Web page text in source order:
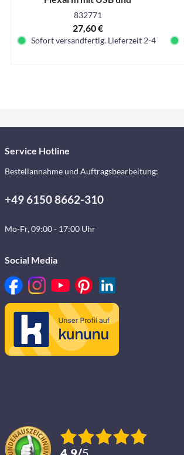
Wippschalter
832771
27,60 €
Sofort versandfertig. Lieferzeit 2-4 Tage.
Service Hotline
Bestellannahme und Auftragsbearbeitung:
+49 6150 8662-310
Mo-Fr, 09:00 - 17:00 Uhr
Social Media